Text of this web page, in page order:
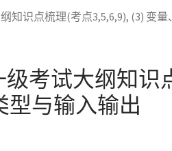
纲知识点梳理(考点3,5,6,9), (3) 变
级考试大纲知
型与输入输出